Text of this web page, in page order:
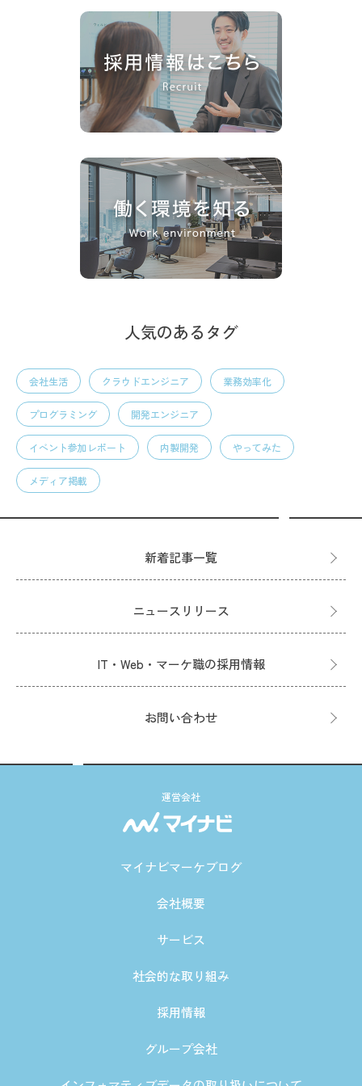
人気のあるタグ
会社生活 クラウドエンジニア 業務効率化
プログラミング 開発エンジニア
イベント参加レポート 内製開発 やってみた
メディア掲載
新着記事一覧
ニュースリリース
IT・Web・マーケ職の採用情報
お問い合わせ
運営会社
マイナビマーケブログ
会社概要
サービス
社会的な取り組み
採用情報
グループ会社